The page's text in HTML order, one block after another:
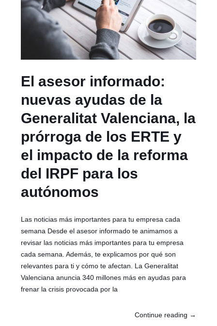
El asesor informado:
nuevas ayudas de la
Generalitat Valenciana, la
prórroga de los ERTE y
el impacto de la reforma
del IRPF para los
autónomos
Las noticias más importantes para tu empresa cada
semana Desde el asesor informado te animamos a
revisar las noticias más importantes para tu empresa
cada semana. Además, te explicamos por qué son
relevantes para ti y cómo te afectan. La Generalitat
Valenciana anuncia 340 millones más en ayudas para
frenar la crisis provocada por la
Continue reading →